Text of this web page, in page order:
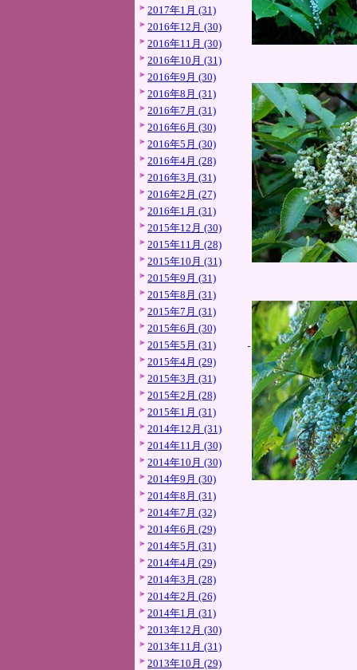
2017年1月 (31)
2016年12月 (30)
2016年11月 (30)
2016年10月 (31)
2016年9月 (30)
2016年8月 (31)
2016年7月 (31)
2016年6月 (30)
2016年5月 (30)
2016年4月 (28)
2016年3月 (31)
2016年2月 (27)
2016年1月 (31)
2015年12月 (30)
2015年11月 (28)
2015年10月 (31)
2015年9月 (31)
2015年8月 (31)
2015年7月 (31)
2015年6月 (30)
2015年5月 (31)
2015年4月 (29)
2015年3月 (31)
2015年2月 (28)
2015年1月 (31)
2014年12月 (31)
2014年11月 (30)
2014年10月 (30)
2014年9月 (30)
2014年8月 (31)
2014年7月 (32)
2014年6月 (29)
2014年5月 (31)
2014年4月 (29)
2014年3月 (28)
2014年2月 (26)
2014年1月 (31)
2013年12月 (30)
2013年11月 (31)
2013年10月 (29)